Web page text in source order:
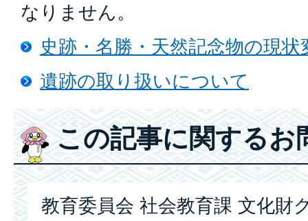
なりません。
史跡・名勝・天然記念物の現状
遺跡の取り扱いについて
この記事に関するお
教育委員会 社会教育課 文化財